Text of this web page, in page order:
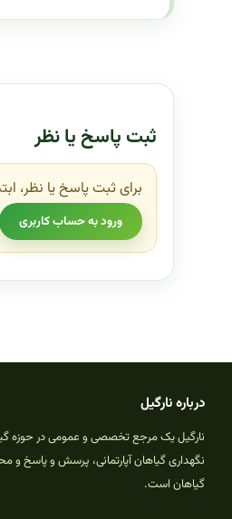
ثبت پاسخ یا نظر
برای ثبت پاسخ یا نظر،
ورود به حساب کاربری
درباره نارگیل
نارگیل یک مرجع تخصصی و عمومی در حوزه
نگهداری گیاهان آپارتمانی، پرسش و پاسخ و
گیاهان است.